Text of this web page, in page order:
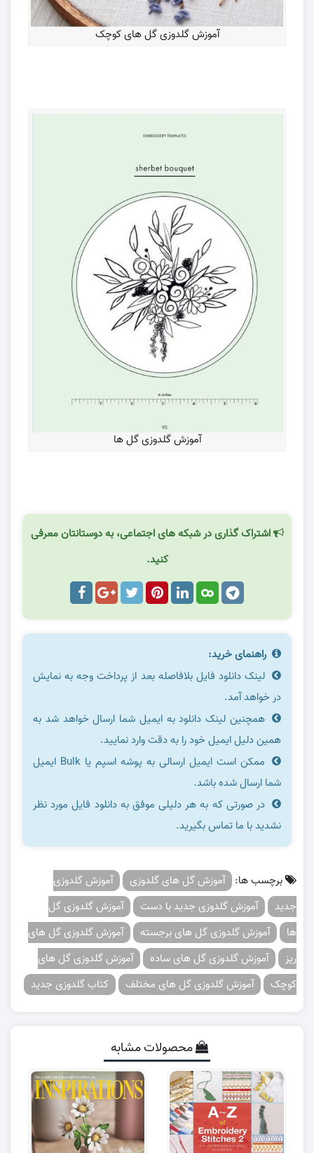
آموزش گلدوزی گل های کوچک
آموزش گلدوزی گل ها
اشتراک گذاری در شبکه های اجتماعی، به دوستانتان معرفی
کنید.
راهنمای خرید:
لینک دانلود فایل بلافاصله بعد از پرداخت وجه به نمایش
در خواهد آمد.
همچنین لینک دانلود به ایمیل شما ارسال خواهد شد به
همین دلیل ایمیل خود را به دقت وارد نمایید.
ممکن است ایمیل ارسالی به پوشه اسپم یا Bulk ایمیل
شما ارسال شده باشد.
در صورتی که به هر دلیلی موفق به دانلود فایل مورد نظر
نشدید با ما تماس بگیرید.
برچسب ها: آموزش گل های گلدوزی
آموزش گلدوزی
جدید
آموزش گلدوزی جدید با دست
آموزش گلدوزی گل
ها
آموزش گلدوزی گل های برجسته
آموزش گلدوزی گل های
ریز
آموزش گلدوزی گل های ساده
آموزش گلدوزی گل های
کوچک
آموزش گلدوزی گل های مختلف کتاب گلدوزی جدید
محصولات مشابه